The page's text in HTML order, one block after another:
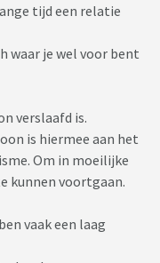
tijd een relatie
waar je wel voor bent
verslaafd is.
is hiermee aan het
Om in moeilijke
kunnen voortgaan.
vaak een laag